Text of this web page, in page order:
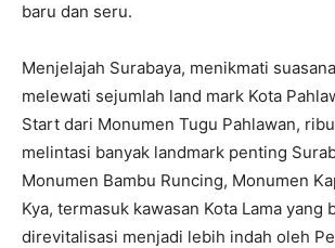
baru dan seru.
Menjelajah Surabaya, menikmati
melewati sejumlah land mark Kota
Start dari Monumen Tugu Pahlawan,
melintasi banyak landmark penting
Monumen Bambu Runcing, Monumen
Kya, termasuk kawasan Kota Lama yang
direvitalisasi menjadi lebih indah oleh